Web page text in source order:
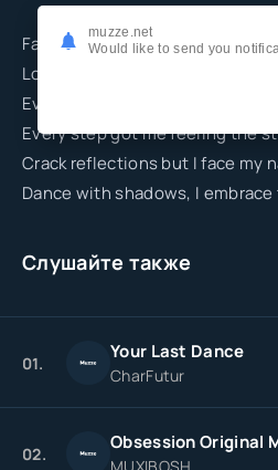
Falling deeper in a silent night
Lost the nickels of a fading light
Every thought's like a loaded
Every step got me feeling the
Crack reflections but I face my
Dance with shadows, I
Слушайте также
01. Your Last Dance
CharFutur
02. Obsession Original
muzze.net
Would like to send you